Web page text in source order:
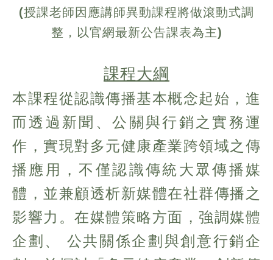
(授課老師因應講師異動課程將做滾動式調
整，以官網最新公告課表為主)
課程大綱
本課程從認識傳播基本概念起始，進
而透過新聞、公關與行銷之實務運
作，實現對多元健康產業跨領域之傳
播應用，不僅認識傳統大眾傳播媒
體，並兼顧透析新媒體在社群傳播之
影響力。在媒體策略方面，強調媒體
企劃、 公共關係企劃與創意行銷企